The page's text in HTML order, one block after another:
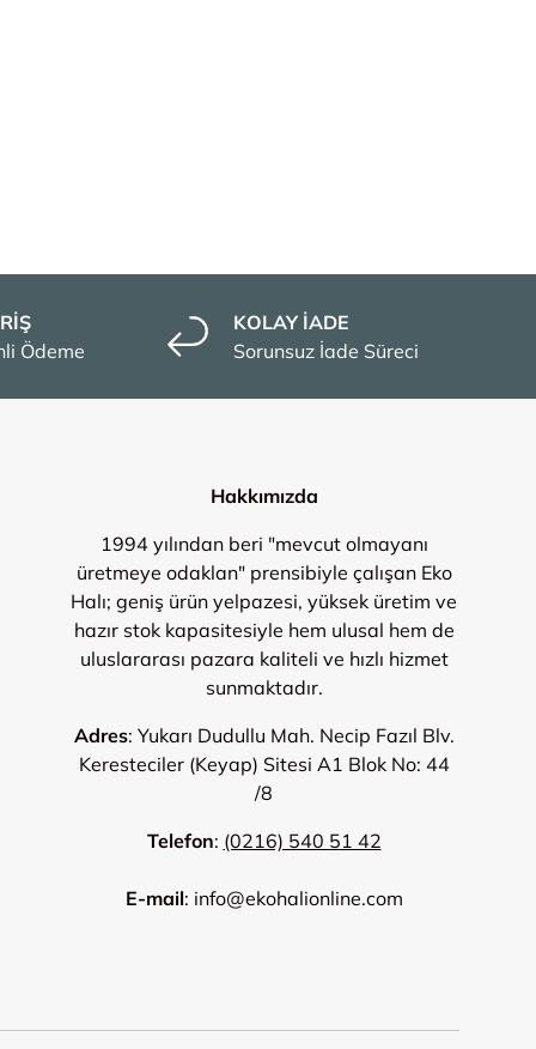
Ödeme
KOLAY İADE
Sorunsuz İade Süreci
Hakkımızda
1994 yılından beri "mevcut olmayanı
üretmeye odaklan" prensibiyle çalışan Eko
Halı; geniş ürün yelpazesi, yüksek üretim ve
hazır stok kapasitesiyle hem ulusal hem de
uluslararası pazara kaliteli ve hızlı hizmet
sunmaktadır.
Adres: Yukarı Dudullu Mah. Necip Fazıl Blv.
Keresteciler (Keyap) Sitesi A1 Blok No: 44
/8
Telefon: (0216) 540 51 42
E-mail: info@ekohalionline.com